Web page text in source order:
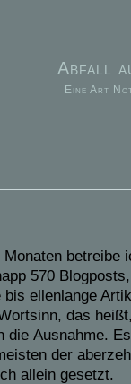
Abfall
Eine Art
Monaten betreibe
570
bis ellenlange
das
die Ausnahme.
der
allein gesetzt.